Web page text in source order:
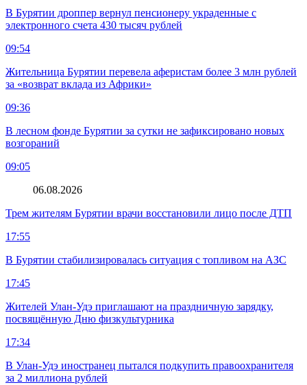
В Бурятии дроппер вернул пенсионеру украденные с
электронного счета 430 тысяч рублей
09:54
Жительница Бурятии перевела аферистам более 3 млн рублей
за «возврат вклада из Африки»
09:36
В лесном фонде Бурятии за сутки не зафиксировано новых
возгораний
09:05
06.08.2026
Трем жителям Бурятии врачи восстановили лицо после ДТП
17:55
В Бурятии стабилизировалась ситуация с топливом на АЗС
17:45
Жителей Улан-Удэ приглашают на праздничную зарядку,
посвящённую Дню физкультурника
17:34
В Улан-Удэ иностранец пытался подкупить правоохранителя
за 2 миллиона рублей